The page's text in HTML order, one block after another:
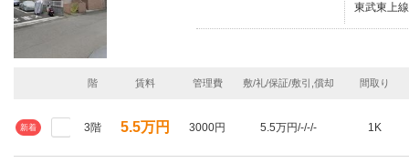
東武東上
階 賃料 管理費 敷/礼/保証/敷引,償却 間取り
新着 3階 5.5万円 3000円 5.5万円/-/-/- 1K